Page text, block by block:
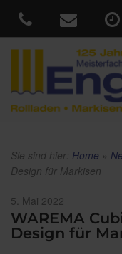
Sie sind hier: Home »
Design für Markisen
Veröffentlicht
am
5. Mai 2022
WAREMA
Design für